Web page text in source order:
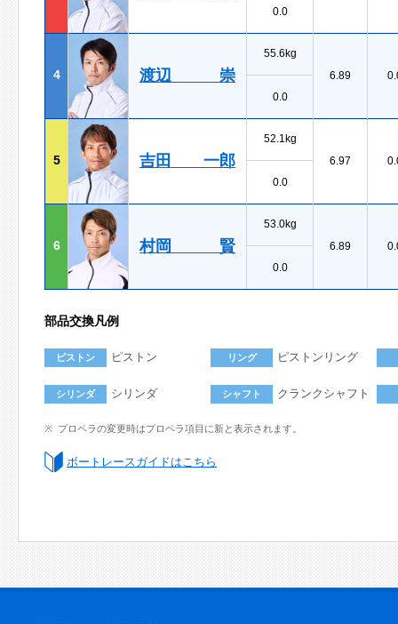
0.0
4 渡辺 崇
55.6kg
6.89
0.0
5 吉田 一郎
52.1kg
6.97
0.0
6 村岡 賢
53.0kg
6.89
0.0
部品交換凡例
ピストン ピストン リング ピストンリング
シリンダ シリンダ シャフト クランクシャフト
プロペラの変更時はプロペラ項目に新と表示されます。
ボートレースガイドはこちら